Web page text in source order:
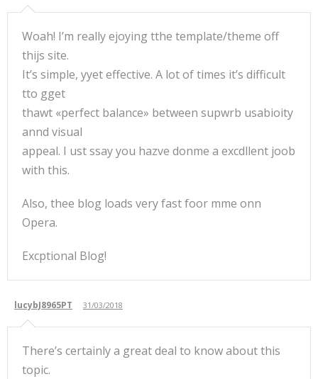
Woah! I’m really ejoying tthe template/theme off
thijs site.
It’s simple, yyet effective. A lot of times it’s difficult
tto gget
thawt «perfect balance» between supwrb usabioity
annd visual
appeal. I ust ssay you hazve donme a excdllent joob
with this.
Also, thee blog loads very fast foor mme onn
Opera.
Excptional Blog!
lucybJ8965PT 31/03/2018
There’s certainly a great deal to know about this
topic.